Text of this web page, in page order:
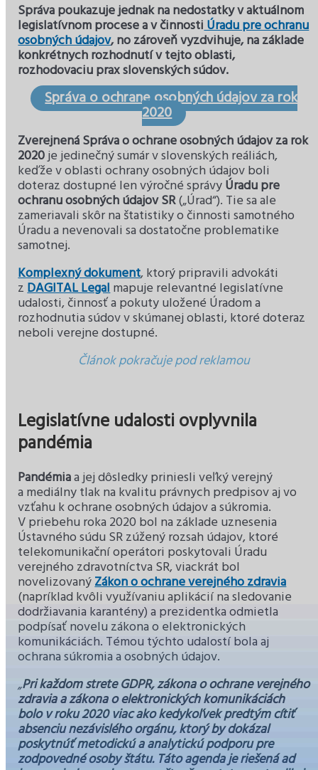
Správa poukazuje jednak na nedostatky v aktuálnom
legislatívnom procese a v činnostiÚradu pre ochranu
osobných údajov, no zároveň vyzdvihuje, na základe
konkrétnych rozhodnutí v tejto oblasti,
rozhodovaciu prax slovenských súdov.
Správa o ochrane osobných údajov za rok
2020
Zverejnená Správa o ochrane osobných údajov za rok
2020je jedinečný sumár v slovenských reáliách,
keďže v oblasti ochrany osobných údajov boli
doteraz dostupné len výročné správyÚradu pre
ochranu osobných údajov SR(„Úrad“). Tie sa ale
zameriavali skôr na štatistiky o činnosti samotného
Úradu a nevenovali sa dostatočne problematike
samotnej.
Komplexný dokument, ktorý pripravili advokáti
zDAGITAL Legalmapuje relevantné legislatívne
udalosti, činnosť a pokuty uložené Úradom a
rozhodnutia súdov v skúmanej oblasti, ktoré doteraz
neboli verejne dostupné.
Článok pokračuje pod reklamou
Legislatívne udalosti ovplyvnila
pandémia
Pandémiaa jej dôsledky priniesli veľký verejný
a mediálny tlak na kvalitu právnych predpisov aj vo
vzťahu k ochrane osobných údajov a súkromia.
V priebehu roka 2020 bol na základe uznesenia
Ústavného súdu SR zúžený rozsah údajov, ktoré
telekomunikační operátori poskytovali Úradu
verejného zdravotníctva SR, viackrát bol
novelizovanýZákon o ochrane verejného zdravia
(napríklad kvôli využívaniu aplikácií na sledovanie
dodržiavania karantény) a prezidentka odmietla
podpísať novelu zákona o elektronických
komunikáciách. Témou týchto udalostí bola aj
ochrana súkromia a osobných údajov.
„Pri každom strete GDPR, zákona o ochrane verejného
zdravia a zákona o elektronických komunikáciách
bolo v roku 2020 viac ako kedykoľvek predtým cítiť
absenciu nezávislého orgánu, ktorý by dokázal
poskytnúť metodickú a analytickú podporu pre
zodpovedné osoby štátu. Táto agenda je riešená ad